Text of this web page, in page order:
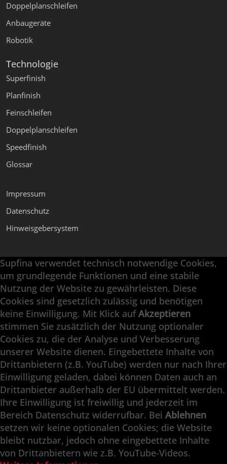
Doppelplanschleifen
Anbaugeräte
Robotik
Technologie
Superfinish
Planfinish
Feinschleifen
Doppelplanschleifen
Speedfinish
Glossar
Impressum
Datenschutz
Hinweisgebersystem
Supfina Anbaugeräte
Supfina Partner Portal
Supfina Grieshaber GmbH & Co. KG
Schmelzegrün 7
77709 Wolfach / Deutschland
+49 7834 866-0
info@supfina.com
Engineering with High Precision
Superfinish · Planfinish · Feinschleifen ·
Doppelplanschleifen · Automation · Service
Supfina verwendet technisch notwendige Cookies,
um grundlegende Funktionen und eine stabile
Nutzung der Website zu gewährleisten. Diese
Cookies sind gesetzlich zulässig und benötigen
keine Einwilligung. Mit Klick aufAkzeptieren
stimmen Sie zusätzlich der Nutzung optionaler
Cookies zu, die der Analyse und Verbesserung
unserer Website dienen. Eingebettete Inhalte von
Drittanbietern (z.B. YouTube) werden nur nach Ihrer
Einwilligung geladen, dabei können Daten auch an
Drittanbieter außerhalb der EU übermittelt werden.
Ihre Einwilligung ist freiwillig und jederzeit im
Bereich Datenschutz widerrufbar. Bei Ablehnen
setzen wir keine optionalen Cookies; die Website
bleibt nutzbar, jedoch ohne eingebettete Inhalte
von Drittanbietern wie z.B. YouTube-Videos.